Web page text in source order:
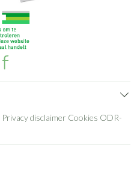
Privacy disclaimer Cookies ODR-